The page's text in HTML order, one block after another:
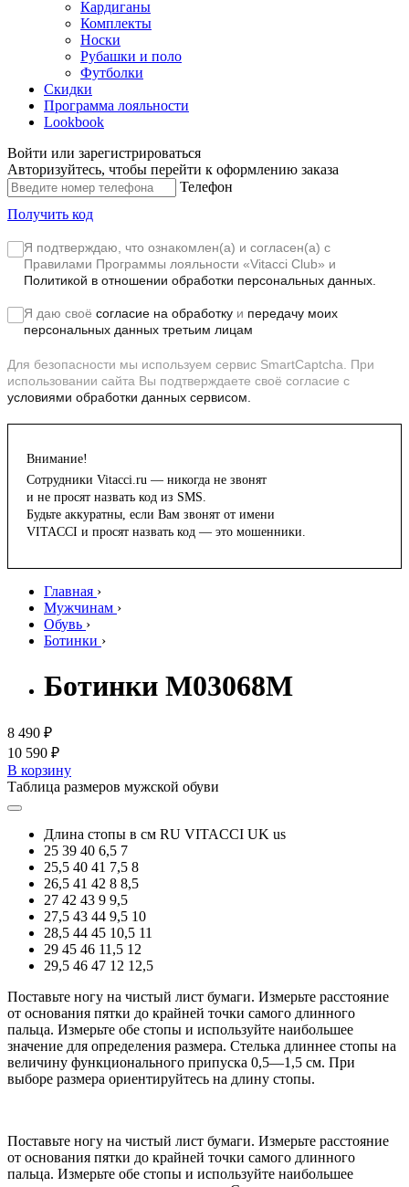
Кардиганы
Комплекты
Носки
Рубашки и поло
Футболки
Скидки
Программа лояльности
Lookbook
Войти или зарегистрироваться
Авторизуйтесь, чтобы перейти к оформлению заказа
Телефон
Получить код
Я подтверждаю, что ознакомлен(а) и согласен(а) с
Правилами Программы лояльности «Vitacci Club» и
Политикой в отношении обработки персональных данных.
Я даю своё согласие на обработку и передачу моих
персональных данных третьим лицам
Для безопасности мы используем сервис SmartCaptcha. При
использовании сайта Вы подтверждаете своё согласие с
условиями обработки данных сервисом.
Внимание!
Сотрудники Vitacci.ru — никогда не звонят
и не просят назвать код из SMS.
Будьте аккуратны, если Вам звонят от имени
VITACCI и просят назвать код — это мошенники.
Главная ›
Мужчинам ›
Обувь ›
Ботинки ›
Ботинки M03068M
8 490 ₽
10 590 ₽
В корзину
Таблица размеров мужской обуви
Длина стопы в см RU VITACCI UK us
25 39 40 6,5 7
25,5 40 41 7,5 8
26,5 41 42 8 8,5
27 42 43 9 9,5
27,5 43 44 9,5 10
28,5 44 45 10,5 11
29 45 46 11,5 12
29,5 46 47 12 12,5
Поставьте ногу на чистый лист бумаги. Измерьте расстояние
от основания пятки до крайней точки самого длинного
пальца. Измерьте обе стопы и используйте наибольшее
значение для определения размера. Стелька длиннее стопы на
величину функционального припуска 0,5—1,5 см. При
выборе размера ориентируйтесь на длину стопы.
Поставьте ногу на чистый лист бумаги. Измерьте расстояние
от основания пятки до крайней точки самого длинного
пальца. Измерьте обе стопы и используйте наибольшее